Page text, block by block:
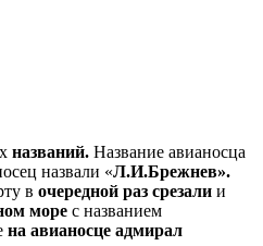
названий. Название авианосца
назвали «Л.И.Брежнев».
в очередной раз срезали и
море с названием
на авианосце адмирал